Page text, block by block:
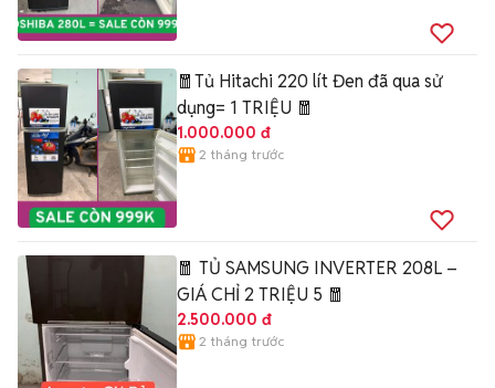
🧧Tủ Hitachi 220 lít Đen đã qua sử
dụng= 1 TRIỆU 🧧
1.000.000 đ
2 tháng trước
🧧 TỦ SAMSUNG INVERTER 208L –
GIÁ CHỈ 2 TRIỆU 5 🧧
2.500.000 đ
2 tháng trước